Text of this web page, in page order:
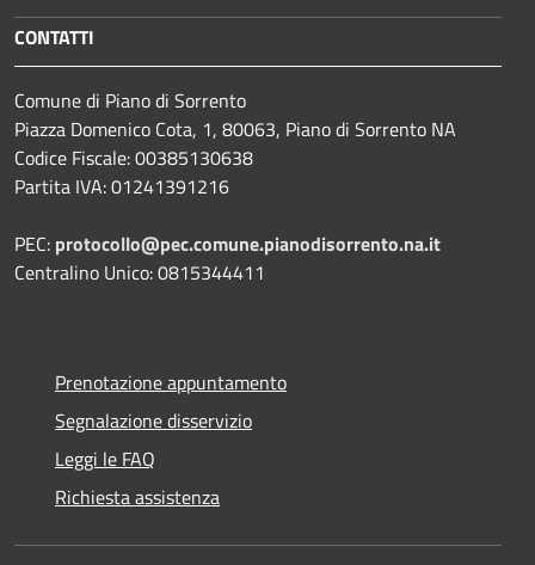
CONTATTI
Comune di Piano di Sorrento
Piazza Domenico Cota, 1, 80063, Piano di Sorrento NA
Codice Fiscale: 00385130638
Partita IVA: 01241391216
PEC: protocollo@pec.comune.pianodisorrento.na.it
Centralino Unico: 0815344411
Prenotazione appuntamento
Segnalazione disservizio
Leggi le FAQ
Richiesta assistenza